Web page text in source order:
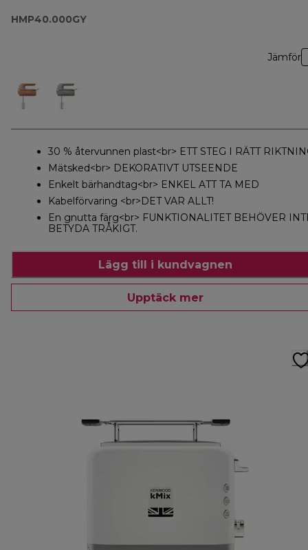
HMP40.000GY
Jämför
30 % återvunnen plast<br> ETT STEG I RÄTT
Mätsked<br> DEKORATIVT UTSEENDE
Enkelt bärhandtag<br> ENKEL ATT TA MED
Kabelförvaring <br>DET VAR ALLT!
En gnutta färg<br> FUNKTIONALITET BEHÖVER
BETYDA TRÅKIGT.
Lägg till i kundvagnen
Upptäck mer